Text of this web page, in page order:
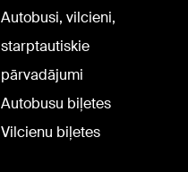
Autobusi, vilcieni,
starptautiskie
pārvadājumi
Autobusu biļetes
Vilcienu biļetes